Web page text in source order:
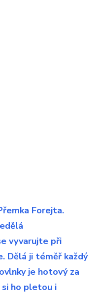
Forejta.
vyvarujte při
Dělá ji téměř každý
je hotový za
si ho pletou i